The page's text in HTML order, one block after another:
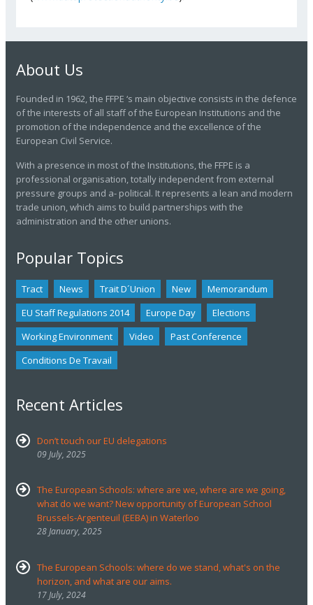
About Us
Founded in 1962, the FFPE ‘s main objective consists in the defence
of the interests of all staff of the European Institutions and the
promotion of the independence and the excellence of the
European Civil Service.
With a presence in most of the Institutions, the FFPE is a
professional organisation, totally independent from external
pressure groups and a- political. It represents a lean and modern
trade union, which aims to build partnerships with the
administration and the other unions.
Popular Topics
Tract News Trait D´union New
Memorandum
EU Staff Regulations 2014
Europe Day
Elections
Working Environment
Video
Past Conference
Conditions De Travail
Recent Articles
Don’t touch our EU delegations
09 July, 2025
The European Schools: where are we, where are we going,
what do we want? New opportunity of European School
Brussels-Argenteuil (EEBA) in Waterloo
28 January, 2025
The European Schools: where do we stand, what's on the
horizon, and what are our aims.
17 July, 2024